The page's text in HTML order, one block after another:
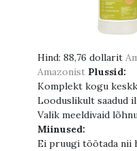
Hind: 88,76 dollarit
Amazonist Plussid:
Komplekt kogu
Looduslikult saadud
Valik meeldivaid
Miinused:
Ei pruugi töötada nii